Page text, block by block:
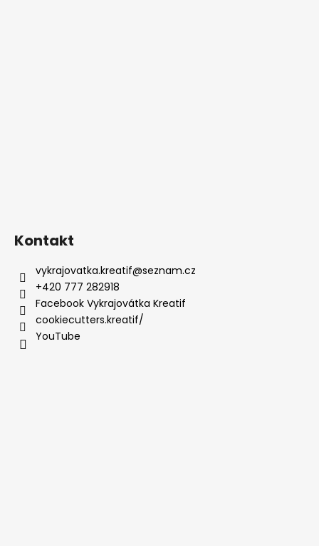
Kontakt
vykrajovatka.kreatif@seznam.cz
+420 777 282918
Facebook Vykrajovátka Kreatif
cookiecutters.kreatif/
YouTube